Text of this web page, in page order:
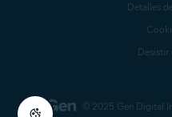
© 2025 Gen Digital
Detalles
Desistir